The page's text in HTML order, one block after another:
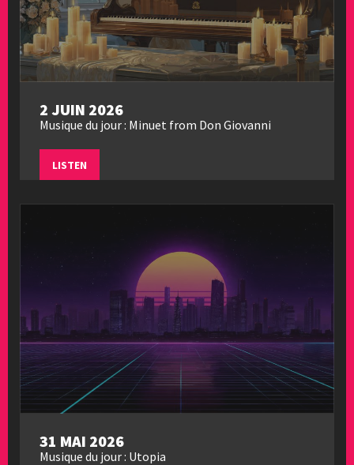
2 JUIN 2026
Musique du jour : Minuet from Don Giovanni
LISTEN
31 MAI 2026
Musique du jour : Utopia